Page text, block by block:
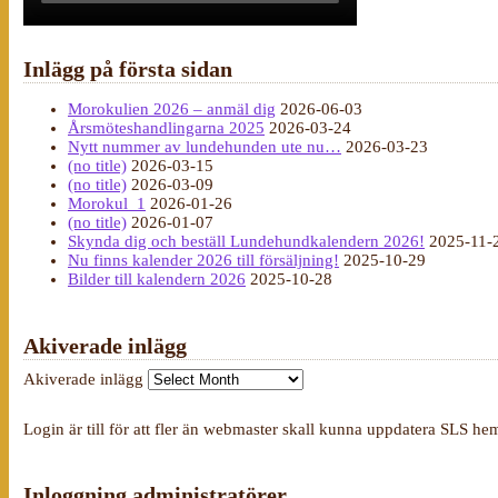
Inlägg på första sidan
Morokulien 2026 – anmäl dig 2026-06-03
Årsmöteshandlingarna 2025 2026-03-24
Nytt nummer av lundehunden ute nu… 2026-03-23
(no title) 2026-03-15
(no title) 2026-03-09
Morokul_1 2026-01-26
(no title) 2026-01-07
Skynda dig och beställ Lundehundkalendern 2026! 2025-11-
Nu finns kalender 2026 till försäljning! 2025-10-29
Bilder till kalendern 2026 2025-10-28
Akiverade inlägg
Akiverade inlägg
Login är till för att fler än webmaster skall kunna uppdatera SLS